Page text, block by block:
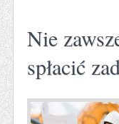
Nie
spłacić